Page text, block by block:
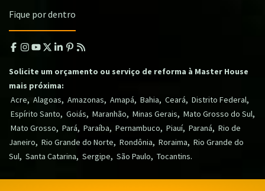
Fique por dentro
Solicite um orçamento ou serviço de reforma à Master House
mais próxima:
Acre, Alagoas, Amazonas, Amapá, Bahia, Ceará, Distrito Federal,
Espírito Santo, Goiás, Maranhão, Minas Gerais, Mato Grosso do Sul,
Mato Grosso, Pará, Paraíba, Pernambuco, Piauí, Paraná, Rio de
Janeiro, Rio Grande do Norte, Rondônia, Roraima, Rio Grande do
Sul, Santa Catarina, Sergipe, São Paulo, Tocantins.